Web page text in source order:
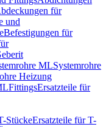
für
und
Befestigungen für
MLSystemrohre
Heizung
FittingsErsatzteile für
StückeErsatzteile für T-